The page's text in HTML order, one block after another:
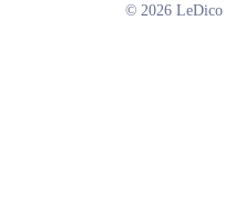
© 2026 LeDico